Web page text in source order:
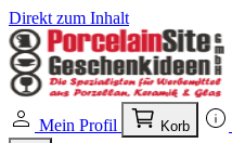
Direkt zum Inhalt
Mein Profil Korb